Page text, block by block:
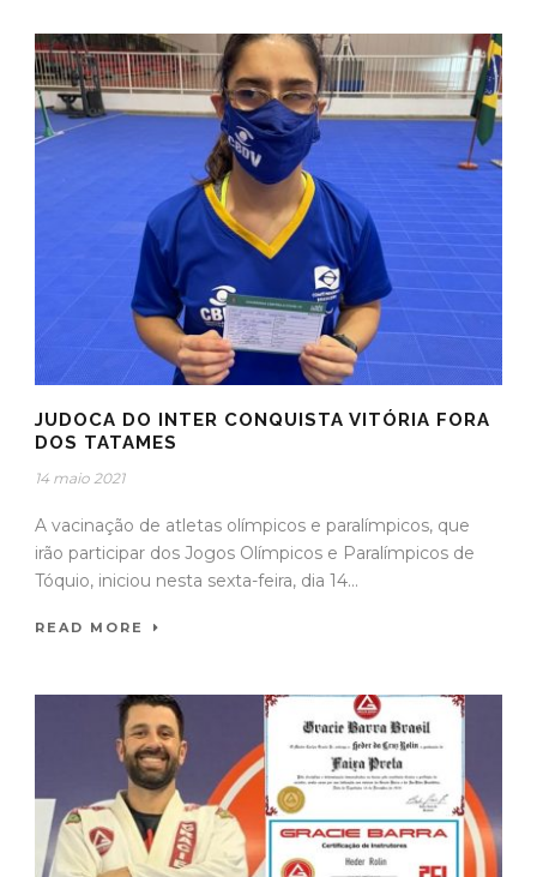
JUDOCA DO INTER CONQUISTA VITÓRIA FORA
DOS TATAMES
14 maio 2021
A vacinação de atletas olímpicos e paralímpicos, que
irão participar dos Jogos Olímpicos e Paralímpicos de
Tóquio, iniciou nesta sexta-feira, dia 14...
READ MORE